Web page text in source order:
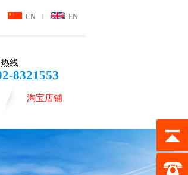
CN EN
线
8321553
淘宝店铺